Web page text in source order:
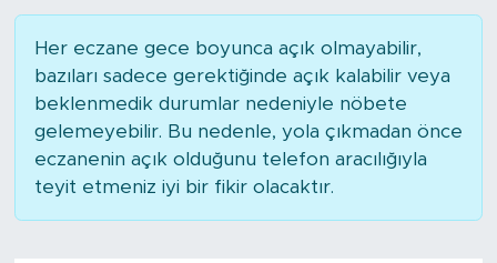
Her eczane gece boyunca açık olmayabilir,
bazıları sadece gerektiğinde açık kalabilir veya
beklenmedik durumlar nedeniyle nöbete
gelemeyebilir. Bu nedenle, yola çıkmadan önce
eczanenin açık olduğunu telefon aracılığıyla
teyit etmeniz iyi bir fikir olacaktır.
KULİS
YAZARLAR
DİNİ